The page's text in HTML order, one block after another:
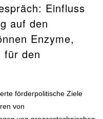
Einfluss
auf den
Enzyme,
für den
förderpolitische Ziele
von